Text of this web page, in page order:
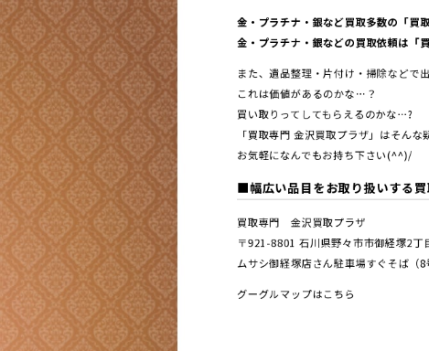
金・プラチナ・銀など買取多数の「買
金・プラチナ・銀などの買取依頼は
また、遺品整理・片付け・掃除などで出
これは価値があるのかな…？
買い取りってしてもらえるのかな…?
「買取専門 金沢買取プラザ」はそん
お気軽になんでもお持ち下さい(^^)/
■幅広い品目をお取り扱いする買
買取専門 金沢買取プラザ
〒921-8801 ⽯川県野々市市御経塚2丁
ムサシ御経塚店さん駐車場すぐそば（8
グーグルマップはこちら